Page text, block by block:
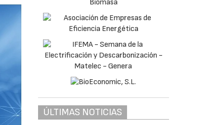
ÚLTIMAS NOTICIAS